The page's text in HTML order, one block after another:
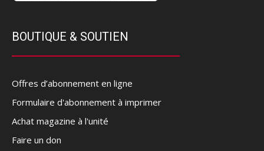
BOUTIQUE & SOUTIEN
Offres d’abonnement en ligne
Formulaire d'abonnement à imprimer
Achat magazine à l'unité
Faire un don